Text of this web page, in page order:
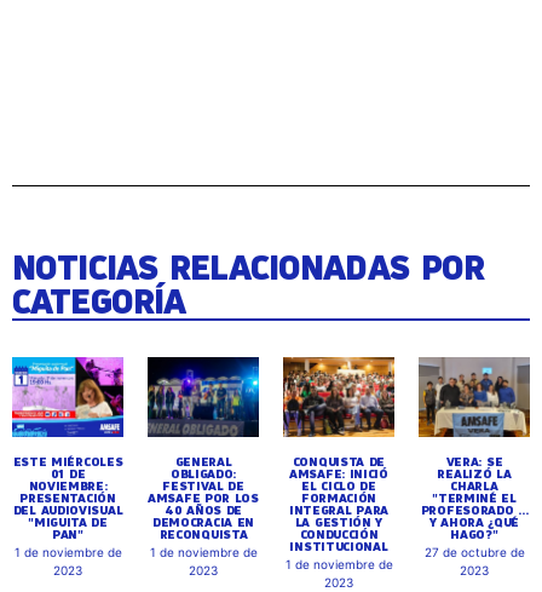
NOTICIAS RELACIONADAS POR
CATEGORÍA
ESTE MIÉRCOLES
01 DE
NOVIEMBRE:
PRESENTACIÓN
DEL AUDIOVISUAL
"MIGUITA DE
PAN"
1 de noviembre de
2023
GENERAL
OBLIGADO:
FESTIVAL DE
AMSAFE POR LOS
40 AÑOS DE
DEMOCRACIA EN
RECONQUISTA
1 de noviembre de
2023
CONQUISTA DE
AMSAFE: INICIÓ
EL CICLO DE
FORMACIÓN
INTEGRAL PARA
LA GESTIÓN Y
CONDUCCIÓN
INSTITUCIONAL
1 de noviembre de
2023
VERA: SE
REALIZÓ LA
CHARLA
"TERMINÉ EL
PROFESORADO ...
Y AHORA ¿QUÉ
HAGO?"
27 de octubre de
2023